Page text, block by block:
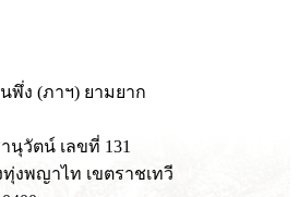
พึ่ง (ภาฯ) ยามยาก
นุวัตน์ เลขที่ 131
งพญาไท เขตราชเทวี